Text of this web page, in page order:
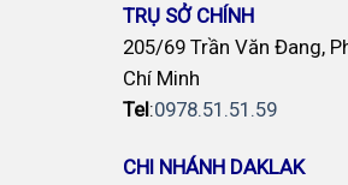
TRỤ SỞ CHÍNH
205/69 Trần Văn Đang,
Chí Minh
Tel:0978.51.51.59
CHI NHÁNH DAKLAK